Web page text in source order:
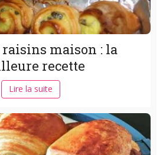
maison : la
recette
Lire la suite